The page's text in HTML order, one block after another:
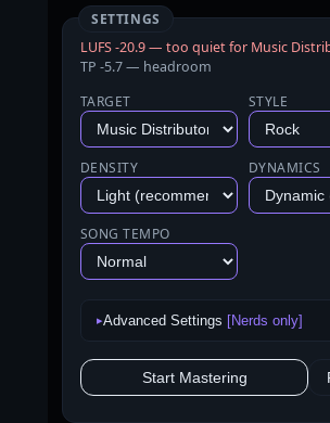
SETTINGS
LUFS -20.9 — too quiet for Music
TP -5.7 — headroom
TARGET
STYLE
DENSITY DYNAMICS
SONG TEMPO
▸Advanced Settings [Nerds only]
Start Mastering